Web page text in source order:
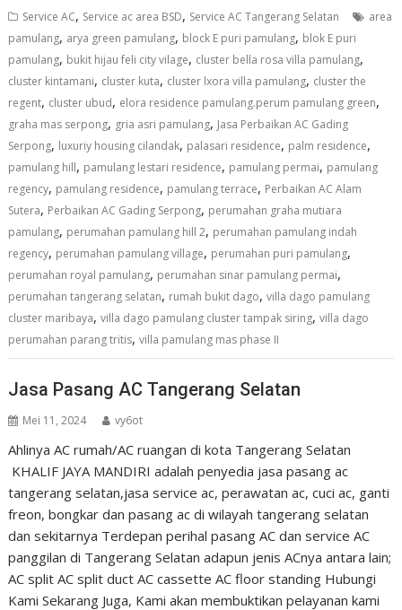
Service AC, Service ac area BSD, Service AC Tangerang Selatan
area
pamulang, arya green pamulang, block E puri pamulang, blok E puri
pamulang, bukit hijau feli city vilage, cluster bella rosa villa pamulang,
cluster kintamani, cluster kuta, cluster lxora villa pamulang, cluster the
regent, cluster ubud, elora residence pamulang.perum pamulang green,
graha mas serpong, gria asri pamulang, Jasa Perbaikan AC Gading
Serpong, luxuriy housing cilandak, palasari residence, palm residence,
pamulang hill, pamulang lestari residence, pamulang permai, pamulang
regency, pamulang residence, pamulang terrace, Perbaikan AC Alam
Sutera, Perbaikan AC Gading Serpong, perumahan graha mutiara
pamulang, perumahan pamulang hill 2, perumahan pamulang indah
regency, perumahan pamulang village, perumahan puri pamulang,
perumahan royal pamulang, perumahan sinar pamulang permai,
perumahan tangerang selatan, rumah bukit dago,villa dago pamulang
cluster maribaya,villa dago pamulang cluster tampak siring,villa dago
perumahan parang tritis,villa pamulang mas phase II
Jasa Pasang AC Tangerang Selatan
Mei 11, 2024 vy6ot
Ahlinya AC rumah/AC ruangan di kota Tangerang Selatan
KHALIF JAYA MANDIRI adalah penyedia jasa pasang ac
tangerang selatan,jasa service ac, perawatan ac, cuci ac, ganti
freon, bongkar dan pasang ac di wilayah tangerang selatan
dan sekitarnya Terdepan perihal pasang AC dan service AC
panggilan di Tangerang Selatan adapun jenis ACnya antara lain;
AC split AC split duct AC cassette AC floor standing Hubungi
Kami Sekarang Juga, Kami akan membuktikan pelayanan kami